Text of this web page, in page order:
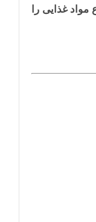
غذایی را